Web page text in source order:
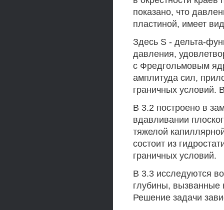
показано, что
пластиной, имеет вид
Здесь S - дельта-
давления,
с Фредгольмовым
амплитуда сил,
граничных условий.
В 3.2 построено в
вдавливании
тяжелой
состоит из
граничных условий.
В 3.3 исследуются
глубины, вызванные
Решение задачи